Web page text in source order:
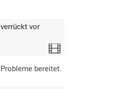
vor
bereitet.